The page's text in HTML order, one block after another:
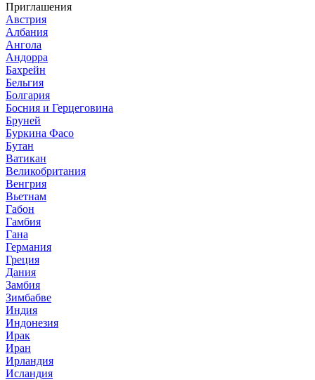
Приглашения
Австрия
Албания
Ангола
Андорра
Бахрейн
Бельгия
Болгария
Босния и Герцеговина
Бруней
Буркина Фасо
Бутан
Ватикан
Великобритания
Венгрия
Вьетнам
Габон
Гамбия
Гана
Германия
Греция
Дания
Замбия
Зимбабве
Индия
Индонезия
Ирак
Иран
Ирландия
Исландия